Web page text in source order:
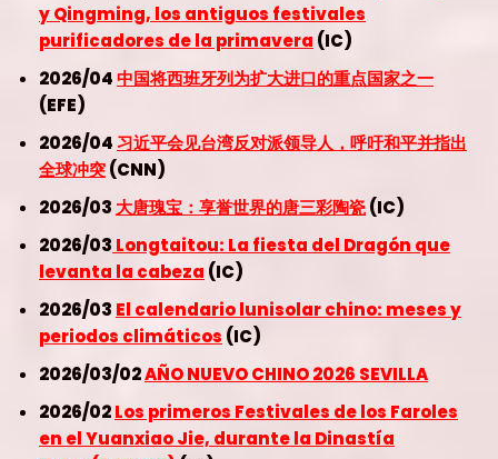
y Qingming, los antiguos festivales
purificadores de la primavera (IC)
2026/04中国将西班牙列为扩大进口的重点国家之一
(EFE)
2026/04习近平会见台湾反对派领导人，呼吁和平并指出
全球冲突(CNN)
2026/03 大唐瑰宝：享誉世界的唐三彩陶瓷(IC)
2026/03 Longtaitou: La fiesta del Dragón que
levanta la cabeza (IC)
2026/03 El calendario lunisolar chino: meses y
periodos climáticos (IC)
2026/03/02AÑO NUEVO CHINO 2026 SEVILLA
2026/02Los primeros Festivales de los Faroles
en el Yuanxiao Jie, durante la Dinastía